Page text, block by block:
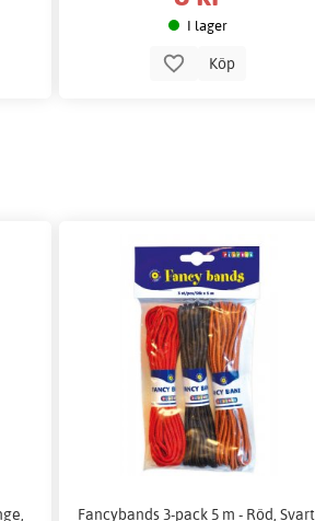
I lager
Köp
Fancybands 3-pack 5 m - Röd, Svart,